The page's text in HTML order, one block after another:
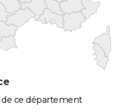
de ce département